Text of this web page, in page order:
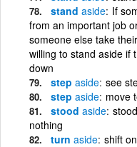
stand aside If
from an important job
someone else take
willing to stand aside if
down
step aside see
step aside move
stood aside
nothing
turn aside shift